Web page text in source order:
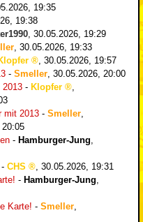
19:35
19:38
30.05.2026, 19:29
30.05.2026, 19:33
30.05.2026, 19:57
- Smeller 30.05.2026, 20:00
2013 - Klopfer
mit 2013 - Smeller
- Hamburger-Jung
- CHS
30.05.2026, 19:31
- Hamburger-Jung
Karte! - Smeller